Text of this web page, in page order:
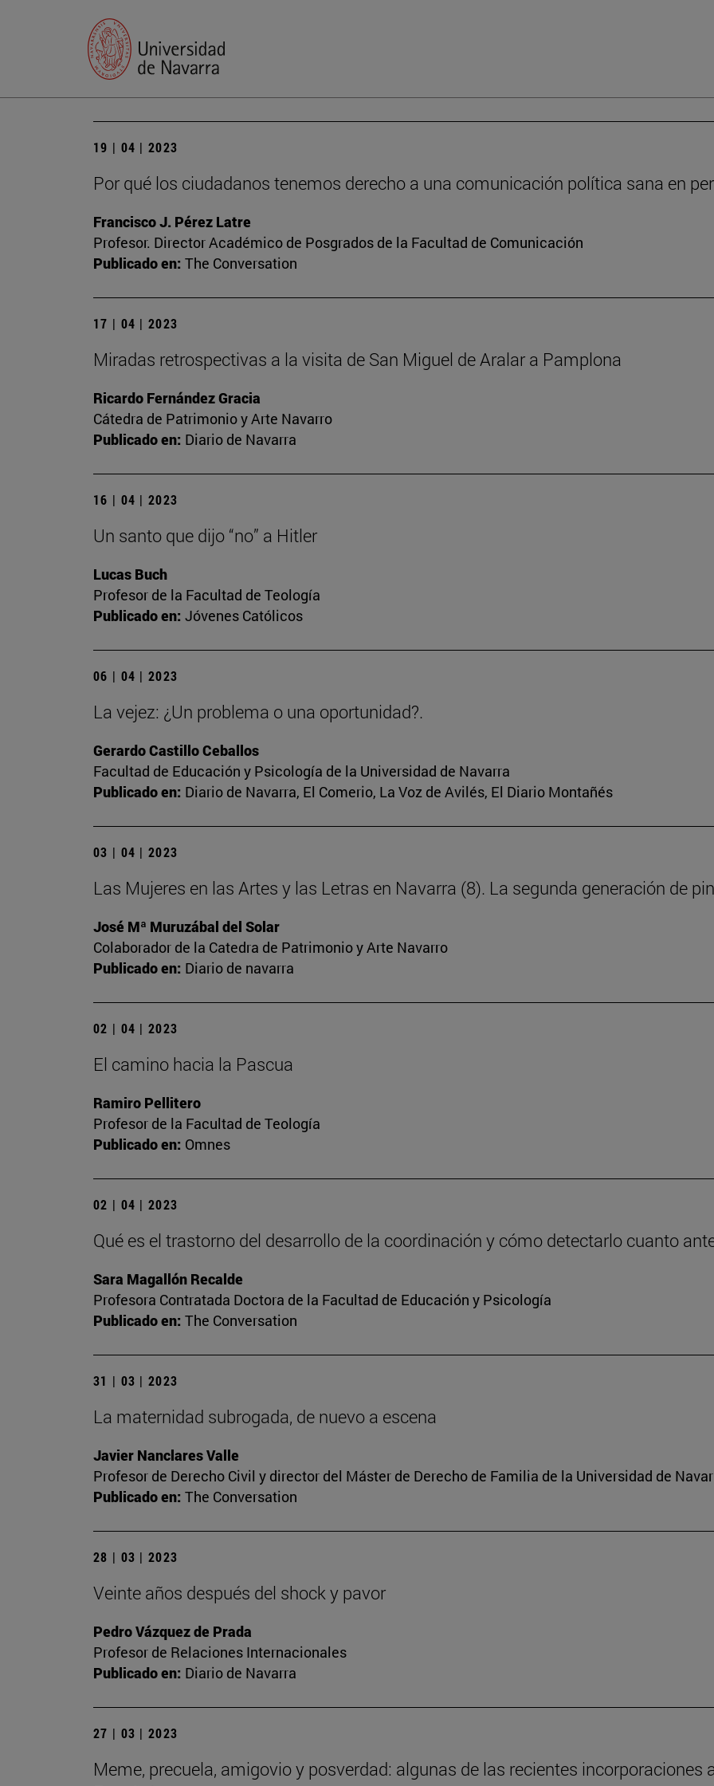
19 | 04 | 2023
Por qué los ciudadanos tenemos derecho a una comunicación política sana en
Francisco J. Pérez Latre
Profesor. Director Académico de Posgrados de la Facultad de Comunicación
Publicado en: The Conversation
17 | 04 | 2023
Miradas retrospectivas a la visita de San Miguel de Aralar a Pamplona
Ricardo Fernández Gracia
Cátedra de Patrimonio y Arte Navarro
Publicado en: Diario de Navarra
16 | 04 | 2023
Un santo que dijo “no” a Hitler
Lucas Buch
Profesor de la Facultad de Teología
Publicado en: Jóvenes Católicos
06 | 04 | 2023
La vejez: ¿Un problema o una oportunidad?.
Gerardo Castillo Ceballos
Facultad de Educación y Psicología de la Universidad de Navarra
Publicado en: Diario de Navarra, El Comerio, La Voz de Avilés, El Diario Montañés
03 | 04 | 2023
Las Mujeres en las Artes y las Letras en Navarra (8). La segunda generación de
José Mª Muruzábal del Solar
Colaborador de la Catedra de Patrimonio y Arte Navarro
Publicado en: Diario de navarra
02 | 04 | 2023
El camino hacia la Pascua
Ramiro Pellitero
Profesor de la Facultad de Teología
Publicado en: Omnes
02 | 04 | 2023
Qué es el trastorno del desarrollo de la coordinación y cómo detectarlo cuanto
Sara Magallón Recalde
Profesora Contratada Doctora de la Facultad de Educación y Psicología
Publicado en: The Conversation
31 | 03 | 2023
La maternidad subrogada, de nuevo a escena
Javier Nanclares Valle
Profesor de Derecho Civil y director del Máster de Derecho de Familia de la Universidad de
Publicado en: The Conversation
28 | 03 | 2023
Veinte años después del shock y pavor
Pedro Vázquez de Prada
Profesor de Relaciones Internacionales
Publicado en: Diario de Navarra
27 | 03 | 2023
Meme, precuela, amigovio y posverdad: algunas de las recientes incorporaciones